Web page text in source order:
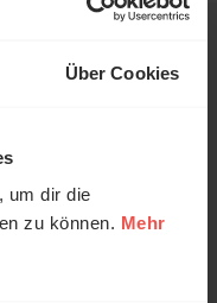
Über Cookies
um dir die
zu können. Mehr